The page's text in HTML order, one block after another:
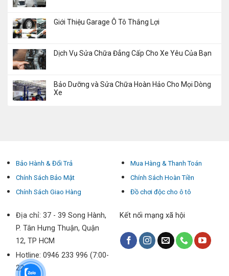
Giới Thiệu Garage Ô Tô Thắng Lợi
Dịch Vụ Sửa Chữa Đẳng Cấp Cho Xe Yêu Của Bạn
Bảo Dưỡng và Sửa Chữa Hoàn Hảo Cho Mọi Dòng
Xe
Bảo Hành & Đổi Trả
Chính Sách Bảo Mật
Chính Sách Giao Hàng
Mua Hàng & Thanh Toán
Chính Sách Hoàn Tiền
Đồ chơi độc cho ô tô
Địa chỉ: 37 - 39 Song Hành,
P. Tân Hưng Thuận, Quận
12, TP HCM
Hotline: 0946 233 996 (7:00-
22:00)
Kết nối mạng xã hội